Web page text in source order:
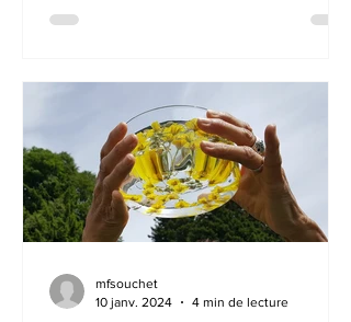
mfsouchet
10 janv. 2024
4 min de lecture